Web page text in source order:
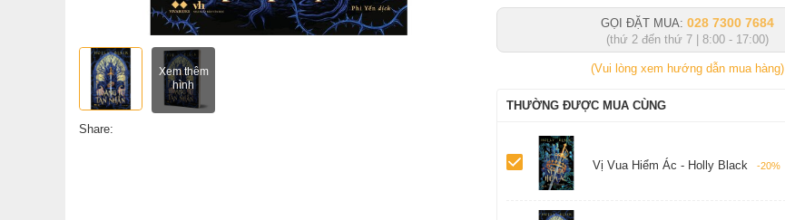
Xem thêm
hình
Share:
GỌI ĐẶT MUA: 028 7300 7684
(thứ 2 đến thứ 7 | 8:00 - 17:00)
(Vui lòng xem hướng dẫn mua hàng)
THƯỜNG ĐƯỢC MUA CÙNG
Vị Vua Hiểm Ác - Holly Black -20%